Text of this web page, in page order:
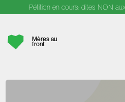
Pétition en cours: dites NON aux
Mères au
front